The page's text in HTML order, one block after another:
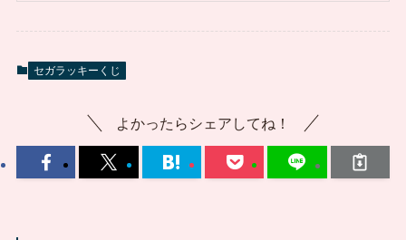
セガラッキーくじ
よかったらシェアしてね！